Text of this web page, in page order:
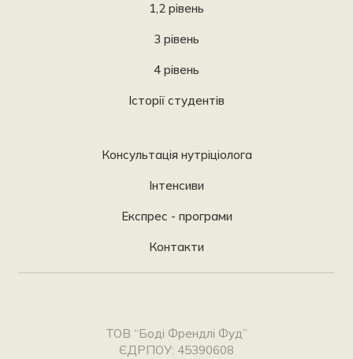
1,2 рівень
3 рівень
4 рівень
Історії студентів
Консультація нутріціолога
Інтенсиви
Експрес - програми
Контакти
ТОВ “Боді Френдлі Фуд”
ЄДРПОУ: 45390608